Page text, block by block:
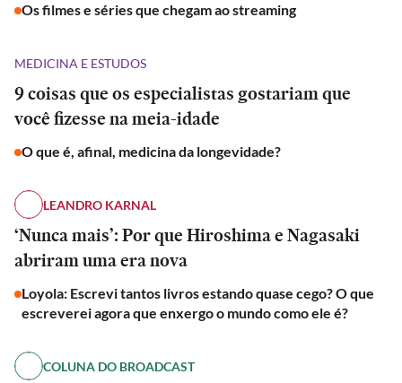
Os filmes e séries que chegam ao streaming
MEDICINA E ESTUDOS
9 coisas que os especialistas gostariam que
você fizesse na meia-idade
O que é, afinal, medicina da longevidade?
LEANDRO KARNAL
‘Nunca mais’: Por que Hiroshima e Nagasaki
abriram uma era nova
Loyola: Escrevi tantos livros estando quase cego? O que
escreverei agora que enxergo o mundo como ele é?
COLUNA DO BROADCAST